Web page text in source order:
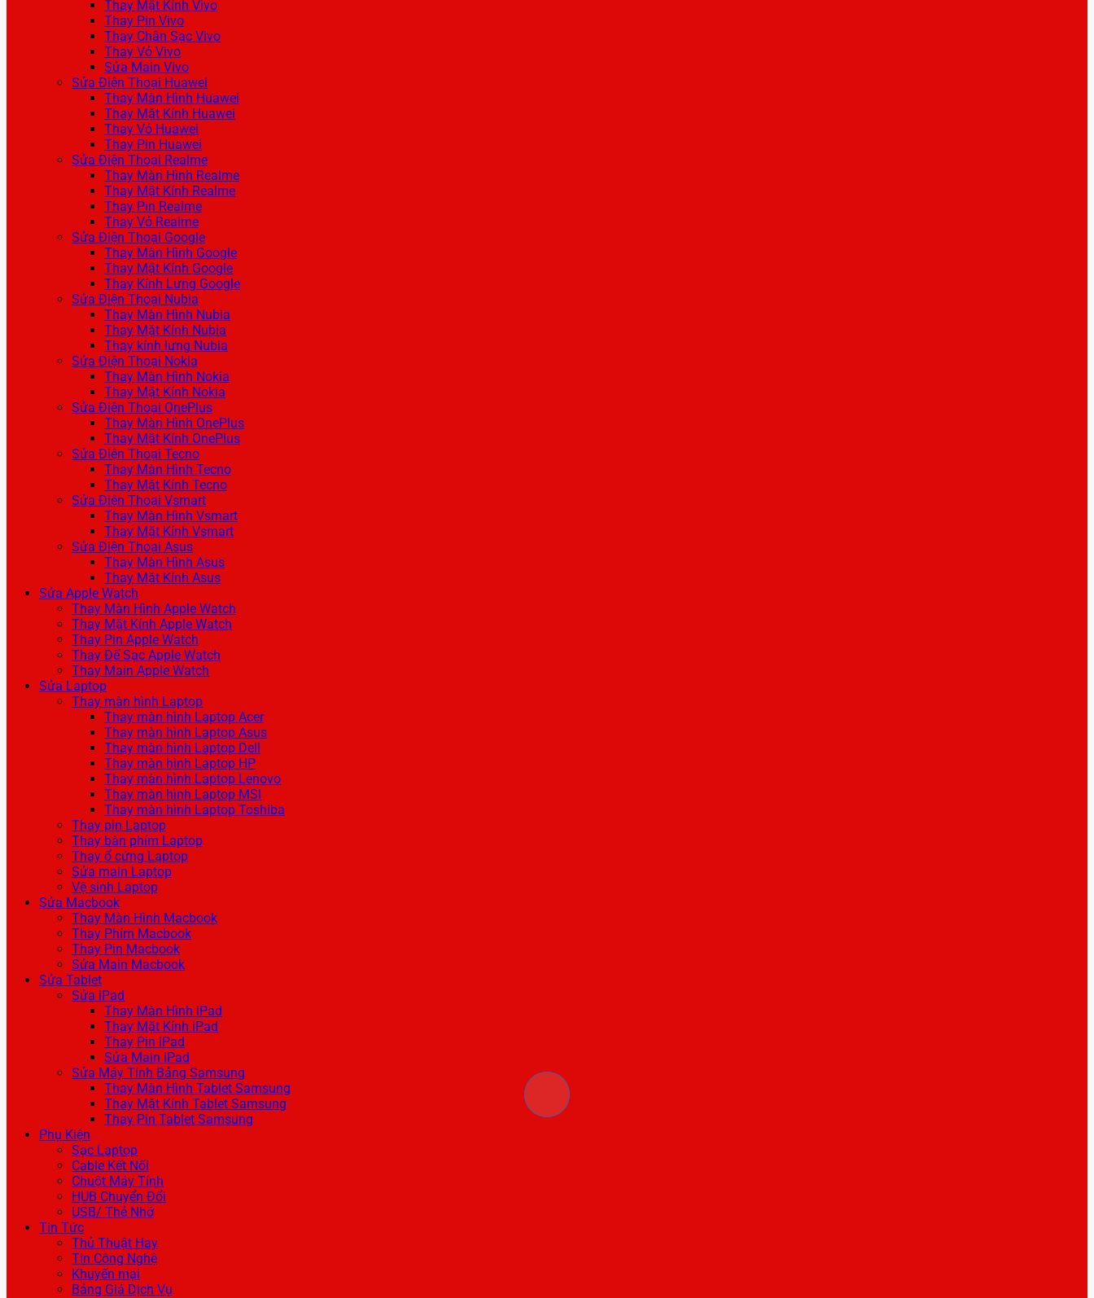
Thay Mặt Kính Vivo
Thay Pin Vivo
Thay Chân Sạc Vivo
Thay Vỏ Vivo
Sửa Main Vivo
Sửa Điện Thoại Huawei
Thay Màn Hình Huawei
Thay Mặt Kính Huawei
Thay Vỏ Huawei
Thay Pin Huawei
Sửa Điện Thoại Realme
Thay Màn Hình Realme
Thay Mặt Kính Realme
Thay Pin Realme
Thay Vỏ Realme
Sửa Điện Thoại Google
Thay Màn Hình Google
Thay Mặt Kính Google
Thay Kính Lưng Google
Sửa Điện Thoại Nubia
Thay Màn Hình Nubia
Thay Mặt Kính Nubia
Thay kính lưng Nubia
Sửa Điện Thoại Nokia
Thay Màn Hình Nokia
Thay Mặt Kính Nokia
Sửa Điện Thoại OnePlus
Thay Màn Hình OnePlus
Thay Mặt Kính OnePlus
Sửa Điện Thoại Tecno
Thay Màn Hình Tecno
Thay Mặt Kính Tecno
Sửa Điện Thoại Vsmart
Thay Màn Hình Vsmart
Thay Mặt Kính Vsmart
Sửa Điện Thoại Asus
Thay Màn Hình Asus
Thay Mặt Kính Asus
Sửa Apple Watch
Thay Màn Hình Apple Watch
Thay Mặt Kính Apple Watch
Thay Pin Apple Watch
Thay Đế Sạc Apple Watch
Thay Main Apple Watch
Sửa Laptop
Thay màn hình Laptop
Thay màn hình Laptop Acer
Thay màn hình Laptop Asus
Thay màn hình Laptop Dell
Thay màn hình Laptop HP
Thay màn hình Laptop Lenovo
Thay màn hình Laptop MSI
Thay màn hình Laptop Toshiba
Thay pin Laptop
Thay bàn phím Laptop
Thay ổ cứng Laptop
Sửa main Laptop
Vệ sinh Laptop
Sửa Macbook
Thay Màn Hình Macbook
Thay Phím Macbook
Thay Pin Macbook
Sửa Main Macbook
Sửa Tablet
Sửa iPad
Thay Màn Hình iPad
Thay Mặt Kính iPad
Thay Pin iPad
Sửa Main iPad
Sửa Máy Tính Bảng Samsung
Thay Màn Hình Tablet Samsung
Thay Mặt Kính Tablet Samsung
Thay Pin Tablet Samsung
Phụ Kiện
Sạc Laptop
Cable Kết Nối
Chuột Máy Tính
HUB Chuyển Đổi
USB/ Thẻ Nhớ
Tin Tức
Thủ Thuật Hay
Tin Công Nghệ
Khuyến mại
Bảng Giá Dịch Vụ